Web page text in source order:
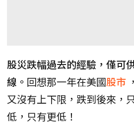
股災跌幅過去的經驗，僅可
線。 回想那一年在美國股市
又沒有上下限，跌到後來，
低，只有更低！